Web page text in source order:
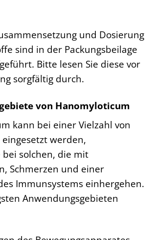
und Dosierung
sind in der Packungsbeilage
Bitte lesen Sie diese vor
sorgfältig durch.
von Hanomyloticum
kann bei einer Vielzahl von
werden,
solchen, die mit
Schmerzen und einer
Immunsystems einhergehen.
Anwendungsgebieten